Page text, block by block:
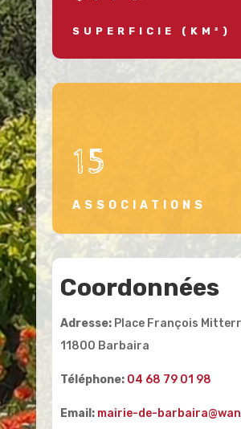
SUPERFICIE (KM²)
15
ASSOCIATIONS
Coordonnées
Adresse:Place François
11800 Barbaira
Téléphone: 04 68 79 01 98
Email: mairie-de-